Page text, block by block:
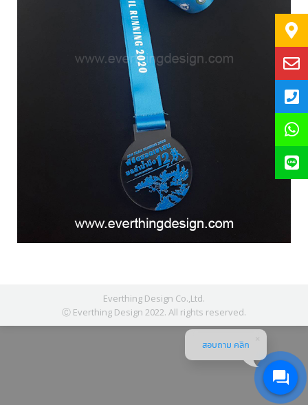
Everthing Design Co.,Ltd.
Ⓒ Everthing Design 2022. All rights reserved.
สอบถาม คลิก